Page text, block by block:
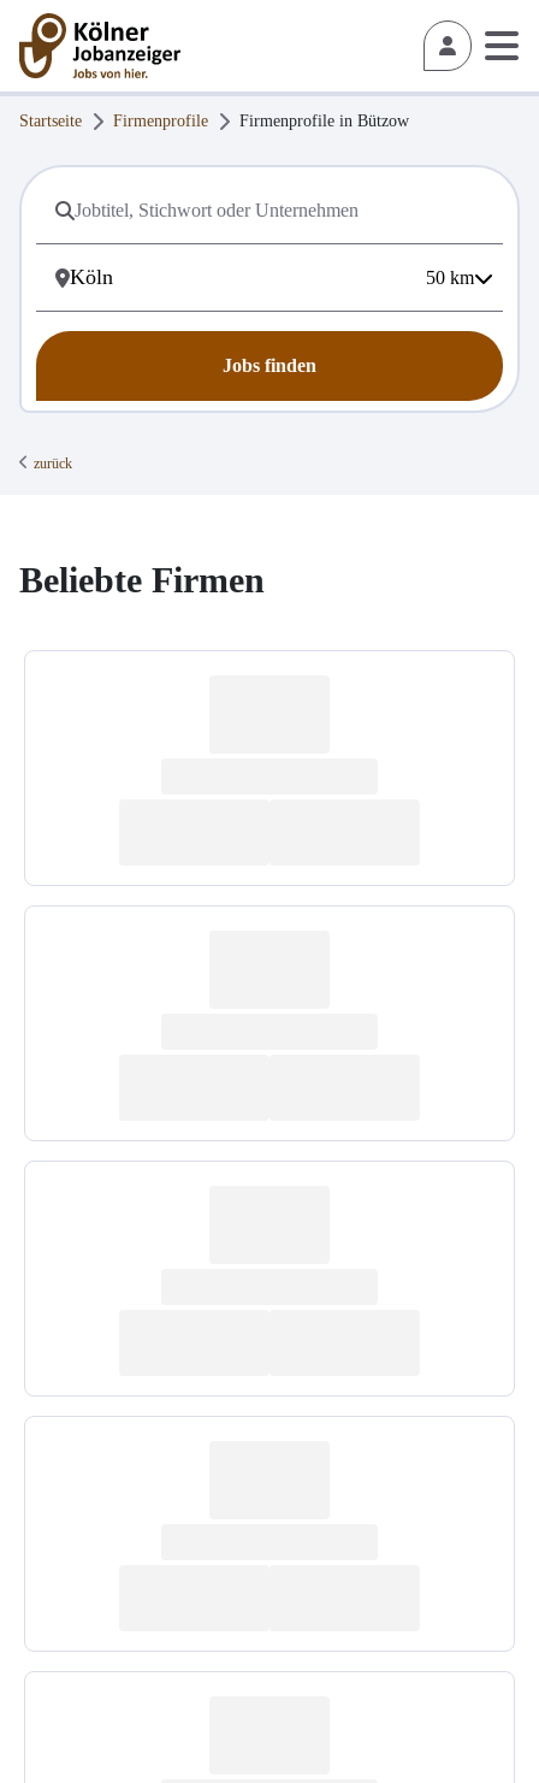
Startseite Firmenprofile Firmenprofile in Bützow
50 km
Jobs finden
zurück
Beliebte Firmen